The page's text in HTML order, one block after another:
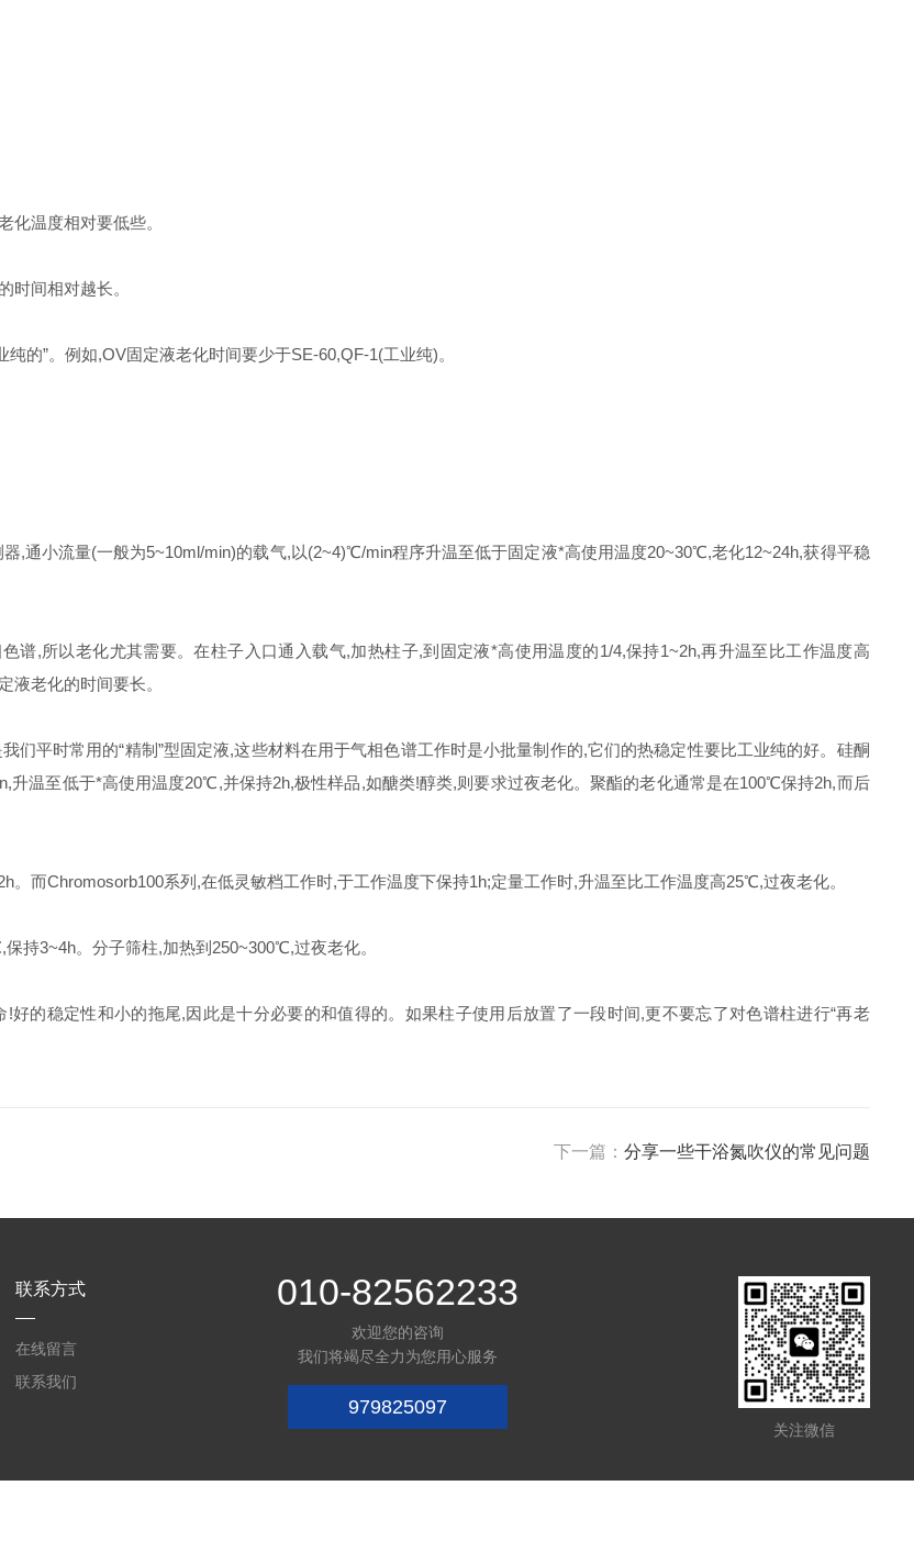
温度相对要低些。
间相对越长。
的”。例如,OV固定液老化时间要少于SE-60,QF-1(工业纯)。
小流量(一般为5~10ml/min)的载气,以(2~4)℃/min程序升温至低于固定液*高使用温度20~30℃,老化12~24h,获得平稳
,所以老化尤其需要。在柱子入口通入载气,加热柱子,到固定液*高使用温度的1/4,保持1~2h,再升温至比工作温度高
液老化的时间要长。
平时常用的“精制”型固定液,这些材料在用于气相色谱工作时是小批量制作的,它们的热稳定性要比工业纯的好。硅酮
温至低于*高使用温度20℃,并保持2h,极性样品,如醣类!醇类,则要求过夜老化。聚酯的老化通常是在100℃保持2h,而后
Chromosorb100系列,在低灵敏档工作时,于工作温度下保持1h;定量工作时,升温至比工作温度高25℃,过夜老化。
3~4h。分子筛柱,加热到250~300℃,过夜老化。
稳定性和小的拖尾,因此是十分必要的和值得的。如果柱子使用后放置了一段时间,更不要忘了对色谱柱进行“再老
下一篇： 分享一些干浴氮吹仪的常见问题
联系方式
在线留言
联系我们
010-82562233
欢迎您的咨询
我们将竭尽全力为您用心服务
979825097
关注微信